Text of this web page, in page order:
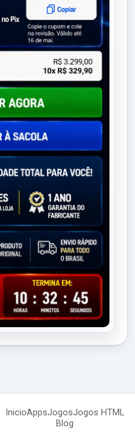
InicioAppsJogosJogos HTML
Blog